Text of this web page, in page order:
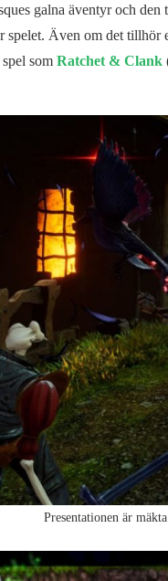
galna äventyr och
spelet. Även om det tillhör
som Ratchet & Clank
Presentationen är